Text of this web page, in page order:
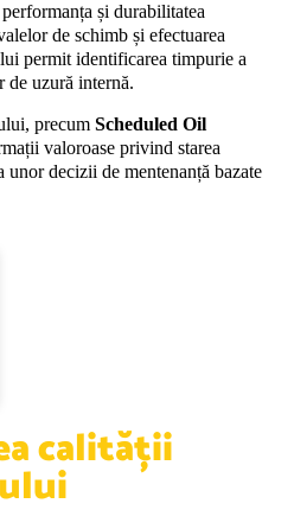
și durabilitatea
de schimb și efectuarea
permit identificarea timpurie a
de uzură internă.
precum Scheduled Oil
valoroase privind starea
decizii de mentenanță bazate
calității